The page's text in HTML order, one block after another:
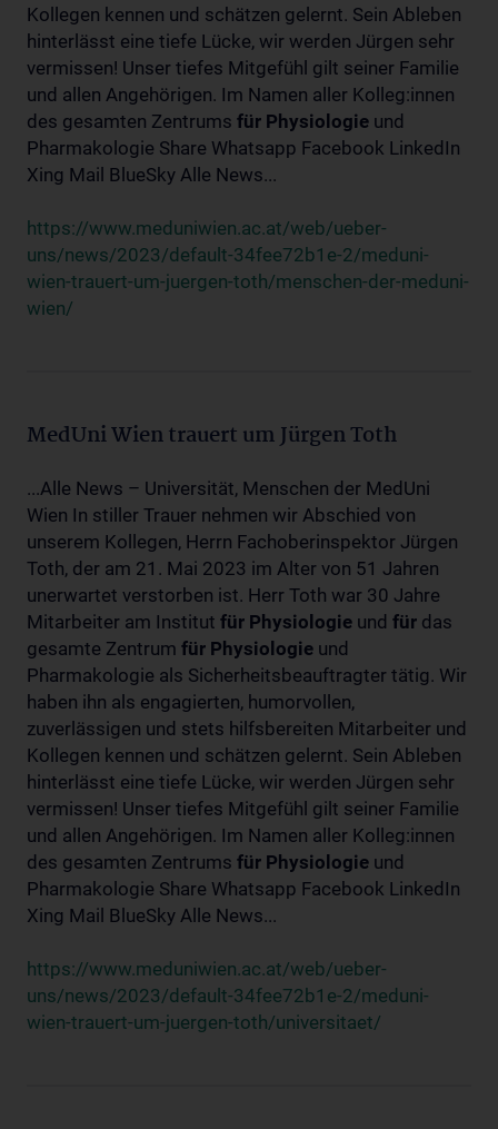
Kollegen kennen und schätzen gelernt. Sein Ableben
hinterlässt eine tiefe Lücke, wir werden Jürgen sehr
vermissen! Unser tiefes Mitgefühl gilt seiner Familie
und allen Angehörigen. Im Namen aller Kolleg:innen
des gesamten Zentrums für Physiologie und
Pharmakologie Share Whatsapp Facebook LinkedIn
Xing Mail BlueSky Alle News...
https://www.meduniwien.ac.at/web/ueber-
uns/news/2023/default-34fee72b1e-2/meduni-
wien-trauert-um-juergen-toth/menschen-der-meduni-
wien/
MedUni Wien trauert um Jürgen Toth
...Alle News – Universität, Menschen der MedUni
Wien In stiller Trauer nehmen wir Abschied von
unserem Kollegen, Herrn Fachoberinspektor Jürgen
Toth, der am 21. Mai 2023 im Alter von 51 Jahren
unerwartet verstorben ist. Herr Toth war 30 Jahre
Mitarbeiter am Institut für Physiologie und für das
gesamte Zentrum für Physiologie und
Pharmakologie als Sicherheitsbeauftragter tätig. Wir
haben ihn als engagierten, humorvollen,
zuverlässigen und stets hilfsbereiten Mitarbeiter und
Kollegen kennen und schätzen gelernt. Sein Ableben
hinterlässt eine tiefe Lücke, wir werden Jürgen sehr
vermissen! Unser tiefes Mitgefühl gilt seiner Familie
und allen Angehörigen. Im Namen aller Kolleg:innen
des gesamten Zentrums für Physiologie und
Pharmakologie Share Whatsapp Facebook LinkedIn
Xing Mail BlueSky Alle News...
https://www.meduniwien.ac.at/web/ueber-
uns/news/2023/default-34fee72b1e-2/meduni-
wien-trauert-um-juergen-toth/universitaet/